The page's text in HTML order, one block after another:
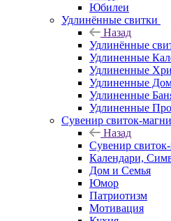
Юбилеи
Удлинённые свитки
Назад
Удлинённые
Удлиненные
Удлиненные
Удлиненные
Удлиненные
Удлиненные
Сувенир свиток-
Назад
Сувенир
Календари,
Дом и Семья
Юмор
Патриотизм
Мотивация